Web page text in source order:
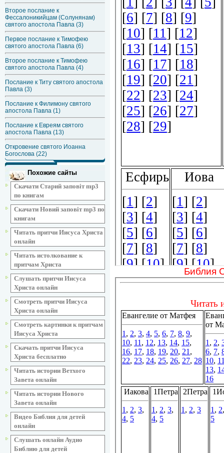
Второе послание к
Фессалоникийцам (Солунянам)
святого апостола Павла (3)
Первое послание к Тимофею
святого апостола Павла (6)
Второе послание к Тимофею
святого апостола Павла (4)
Послание к Титу святого апостола
Павла (3)
Послание к Филимону святого
апостола Павла (1)
Послание к Евреям святого
апостола Павла (13)
Откровение святого Иоанна
Богослова (22)
Похожие сайты
Скачати Старий заповіт mp3
по книгам
Скачати Новий заповіт mp3 по
книгам
Читать притчи Иисуса Христа
онлайн
Читать истолкование к
притчам Христа
Слушать притчи Иисуса
Христа онлайн
Смотреть притчи Иисуса
Христа онлайн
Смотреть картинки к притчам
Иисуса Христа
Скачать притчи Иисуса
Христа бесплатно
Читать истории Ветхого
Завета онлайн
Читать истории Нового
Завета онлайн
Видео Библия для детей
онлайн
Слушать онлайн Аудио
Библию для детей
Библия